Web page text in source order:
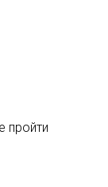
пройти